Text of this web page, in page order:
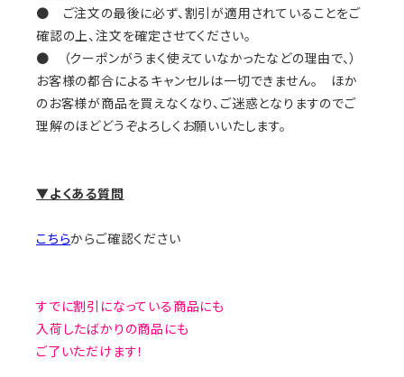
● ご注文の最後に必ず、割引が適用されていることをご
確認の上、注文を確定させてください。
● （クーポンがうまく使えていなかったなどの理由で、）
お客様の都合によるキャンセルは一切できません。 ほか
のお客様が商品を買えなくなり、ご迷惑となりますのでご
理解のほどどうぞよろしくお願いいたします。
▼よくある質問
こちらからご確認ください
すでに割引になっている商品にも
入荷したばかりの商品にも
ご了いただけます！